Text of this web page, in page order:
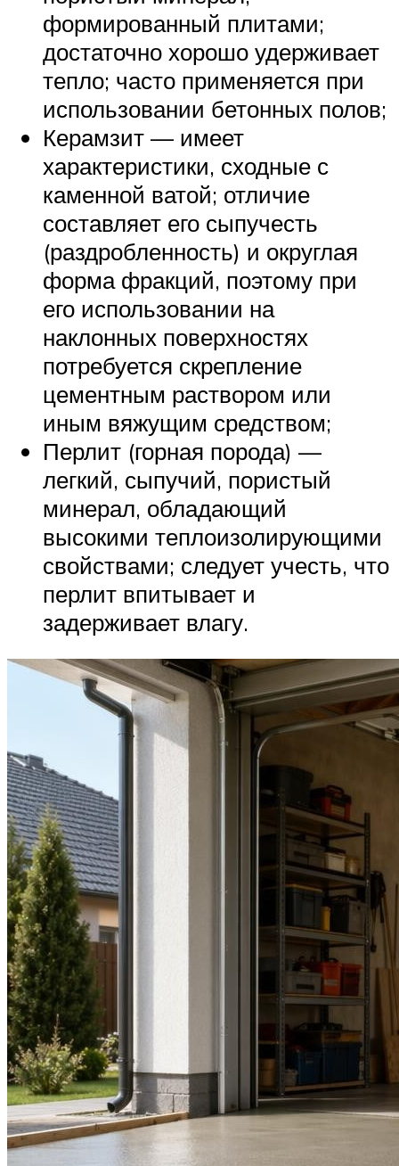
формированный плитами;
достаточно хорошо удерживает
тепло; часто применяется при
использовании бетонных полов;
Керамзит — имеет
характеристики, сходные с
каменной ватой; отличие
составляет его сыпучесть
(раздробленность) и округлая
форма фракций, поэтому при
его использовании на
наклонных поверхностях
потребуется скрепление
цементным раствором или
иным вяжущим средством;
Перлит (горная порода) —
легкий, сыпучий, пористый
минерал, обладающий
высокими теплоизолирующими
свойствами; следует учесть, что
перлит впитывает и
задерживает влагу.